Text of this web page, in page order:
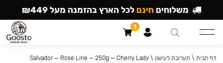
דף הבית \ תערובת לעישון \
Salvador — Rose Line — 250g — Cherry Lady
משלוחים חינם לכל הארץ בהזמנה מעל ₪449
1